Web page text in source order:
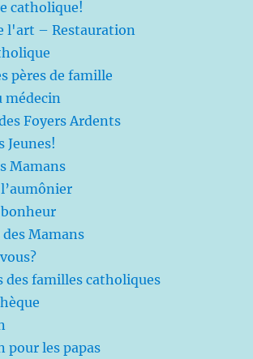
catholique!
l'art – Restauration
pères de famille
médecin
Foyers Ardents
Jeunes!
Mamans
des Mamans
des familles catholiques
pour les papas